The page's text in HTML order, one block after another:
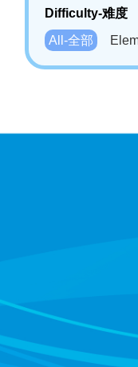
Difficulty-难度
All-全部